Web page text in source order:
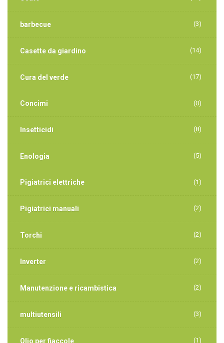
barbecue (3)
Casette da giardino (14)
Cura del verde (17)
Concimi (0)
Insetticidi (8)
Enologia (5)
Pigiatrici elettriche (1)
Pigiatrici manuali (2)
Torchi (2)
Inverter (2)
Manutenzione e ricambistica (2)
multiutensili (3)
Olio per fiaccole (1)